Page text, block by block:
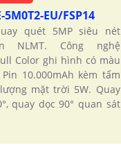
5M0T2-EU/FSP14
quét 5MP siêu nét
NLMT. Công nghệ
Color ghi hình có màu
10.000mAh kèm tấm
mặt trời 5W. Quay
quay dọc 90° quan sát